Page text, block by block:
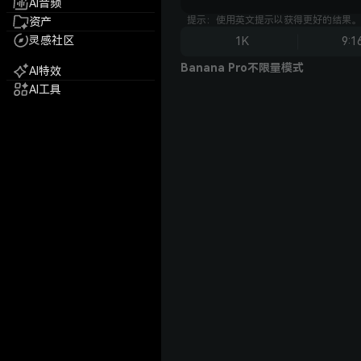
AI音频
资产
灵感社区
AI特效
AI工具
提示：使用英文提示以获得更好的结果。
1K
Banana Pro不限量模式